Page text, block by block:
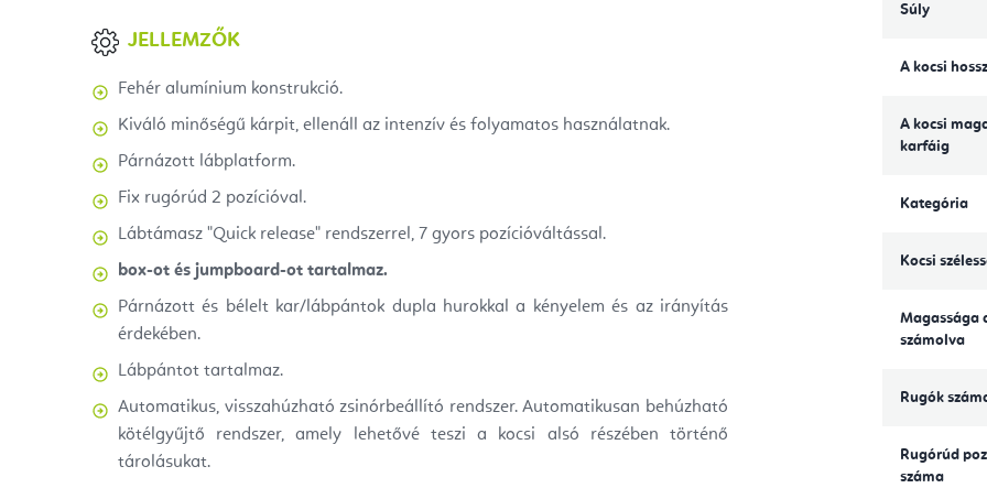
JELLEMZŐK
Fehér alumínium konstrukció.
Kiváló minőségű kárpit, ellenáll az intenzív és folyamatos használatnak.
Párnázott lábplatform.
Fix rugórúd 2 pozícióval.
Lábtámasz "Quick release" rendszerrel, 7 gyors pozícióváltással.
box-ot és jumpboard-ot tartalmaz.
Párnázott és bélelt kar/lábpántok dupla hurokkal a kényelem és az irányítás
érdekében.
Lábpántot tartalmaz.
Automatikus, visszahúzható zsinórbeállító rendszer. Automatikusan behúzható
kötélgyűjtő rendszer, amely lehetővé teszi a kocsi alsó részében történő
tárolásukat.
Súly
A kocsi
A kocsi
karfáig
Kategória
Kocsi
Magassága
számolva
Rugók
Rugórúd
száma